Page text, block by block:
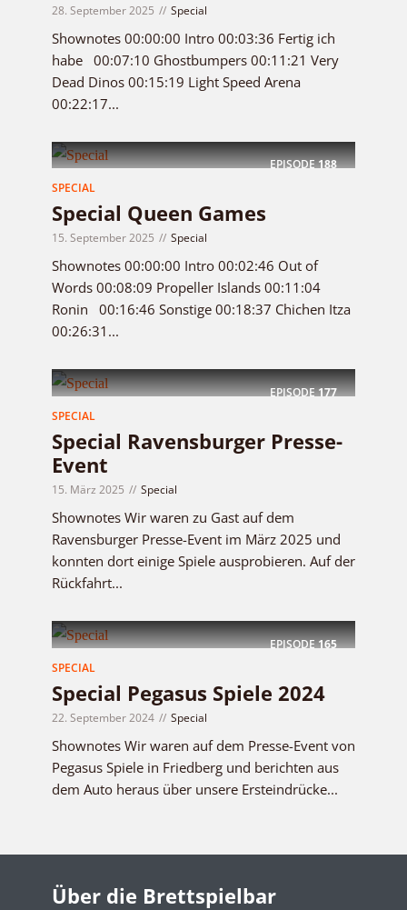
28. September 2025 Special
Shownotes 00:00:00 Intro 00:03:36 Fertig ich
habe 00:07:10 Ghostbumpers 00:11:21 Very
Dead Dinos 00:15:19 Light Speed Arena
00:22:17...
EPISODE188
SPECIAL
Special Queen Games
15. September 2025 Special
Shownotes 00:00:00 Intro 00:02:46 Out of
Words 00:08:09 Propeller Islands 00:11:04
Ronin 00:16:46 Sonstige 00:18:37 Chichen Itza
00:26:31...
EPISODE177
SPECIAL
Special Ravensburger Presse-
Event
15. März 2025 Special
Shownotes Wir waren zu Gast auf dem
Ravensburger Presse-Event im März 2025 und
konnten dort einige Spiele ausprobieren. Auf der
Rückfahrt...
EPISODE165
SPECIAL
Special Pegasus Spiele 2024
22. September 2024 Special
Shownotes Wir waren auf dem Presse-Event von
Pegasus Spiele in Friedberg und berichten aus
dem Auto heraus über unsere Ersteindrücke...
Über die Brettspielbar